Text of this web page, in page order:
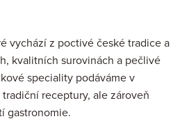
vychází z poctivé české tradice a
kvalitních surovinách a pečlivé
speciality podáváme v
receptury, ale zároveň
gastronomie.